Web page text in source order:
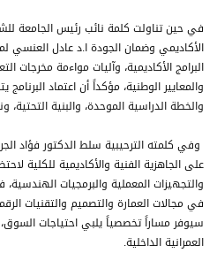
في حين تناولت كلمة نائب رئيس الجامعة
الأكاديمي وضمان الجودة ا.د عادل العنسي
البرامج الأكاديمية، وآليات مواءمة مخرجات
والمعايير الوطنية، مؤكداً أن اعتماد
والخطة الدراسية الموحدة، والبنية
وفي كلمته الترحيبية سلط الدكتور فؤاد
على الجاهزية الفنية والأكاديمية للكلية
والتجهيزات المعملية والبرمجيات
في مجالات العمارة والتصميم والتقنيات
سيوفر مساراً تخصصياً يلبي احتياجات
العمرانية الداخلية.